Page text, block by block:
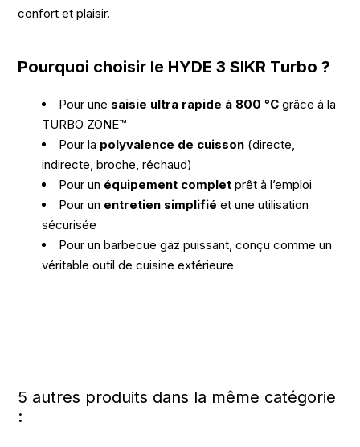
confort et plaisir.
Pourquoi choisir le HYDE 3 SIKR Turbo ?
Pour une saisie ultra rapide à 800 °C grâce à la
TURBO ZONE™
Pour la polyvalence de cuisson (directe,
indirecte, broche, réchaud)
Pour un équipement complet prêt à l’emploi
Pour un entretien simplifié et une utilisation
sécurisée
Pour un barbecue gaz puissant, conçu comme un
véritable outil de cuisine extérieure
5 autres produits dans la même catégorie
: